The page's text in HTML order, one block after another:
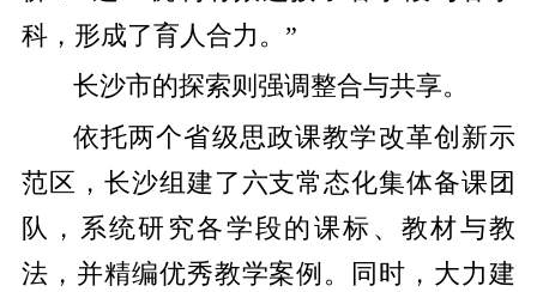
科，形成了育人合力。”
长沙市的探索则强调整合与共享。
依托两个省级思政课教学改革创新示
范区，长沙组建了六支常态化集体备课团
队，系统研究各学段的课标、教材与教
法，并精编优秀教学案例。同时，大力建